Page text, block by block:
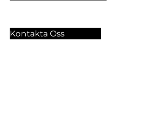
Kontakta Oss